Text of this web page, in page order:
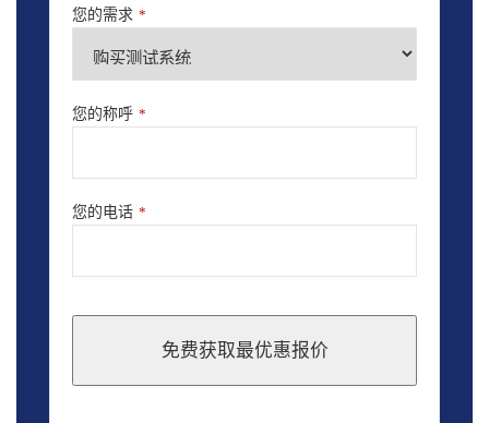
您的需求 *
您的称呼 *
您的电话 *
免费获取最优惠报价